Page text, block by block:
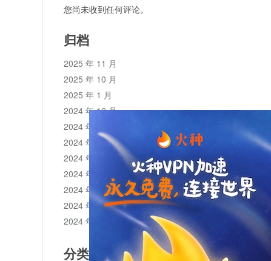
您尚未收到任何评论。
归档
2025 年 11 月
2025 年 10 月
2025 年 1 月
2024 年 12 月
2024 年 11 月
2024 年 10 月
2024 年 9 月
2024 年 8 月
2024 年 7 月
2024 年 6 月
2024 年 5 月
分类目录